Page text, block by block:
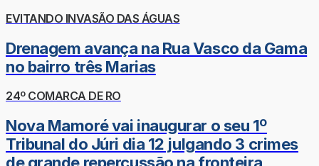
EVITANDO INVASÃO DAS ÁGUAS
Drenagem avança na Rua Vasco da Gama
no bairro três Marias
24º COMARCA DE RO
Nova Mamoré vai inaugurar o seu 1º
Tribunal do Júri dia 12 julgando 3 crimes